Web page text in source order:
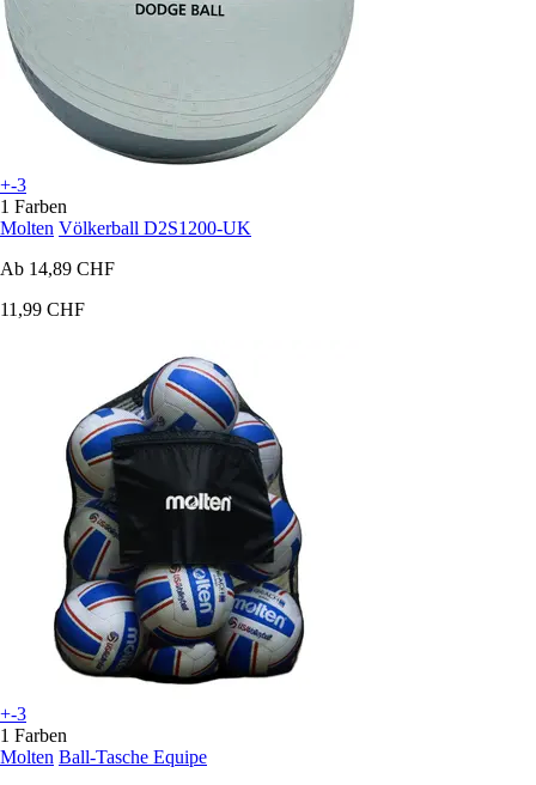
+-3
1 Farben
Molten Völkerball D2S1200-UK
Ab 14,89 CHF
11,99 CHF
+-3
1 Farben
Molten Ball-Tasche Equipe